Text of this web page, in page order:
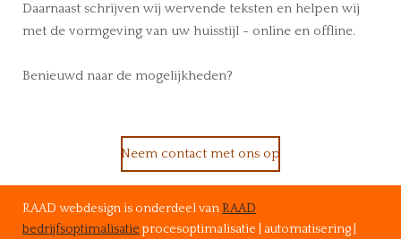
Daarnaast schrijven wij wervende teksten en helpen wij
met de vormgeving van uw huisstijl - online en offline.
Benieuwd naar de mogelijkheden?
Neem contact met ons op
RAAD webdesign is onderdeel van RAAD
bedrijfsoptimalisatie procesoptimalisatie | automatisering |